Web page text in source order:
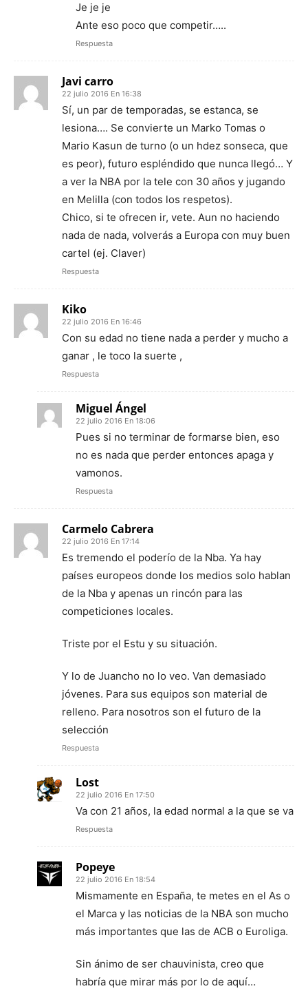
Je je je
Ante eso poco que competir…..
Respuesta
Javi carro
22 julio 2016 En 16:38
Sí, un par de temporadas, se estanca, se
lesiona…. Se convierte un Marko Tomas o
Mario Kasun de turno (o un hdez sonseca, que
es peor), futuro espléndido que nunca llegó… Y
a ver la NBA por la tele con 30 años y jugando
en Melilla (con todos los respetos).
Chico, si te ofrecen ir, vete. Aun no haciendo
nada de nada, volverás a Europa con muy buen
cartel (ej. Claver)
Respuesta
Kiko
22 julio 2016 En 16:46
Con su edad no tiene nada a perder y mucho a
ganar , le toco la suerte ,
Respuesta
Miguel Ángel
22 julio 2016 En 18:06
Pues si no terminar de formarse bien, eso
no es nada que perder entonces apaga y
vamonos.
Respuesta
Carmelo Cabrera
22 julio 2016 En 17:14
Es tremendo el poderío de la Nba. Ya hay
países europeos donde los medios solo hablan
de la Nba y apenas un rincón para las
competiciones locales.
Triste por el Estu y su situación.
Y lo de Juancho no lo veo. Van demasiado
jóvenes. Para sus equipos son material de
relleno. Para nosotros son el futuro de la
selección
Respuesta
Lost
22 julio 2016 En 17:50
Va con 21 años, la edad normal a la que se va
Respuesta
Popeye
22 julio 2016 En 18:54
Mismamente en España, te metes en el As o
el Marca y las noticias de la NBA son mucho
más importantes que las de ACB o Euroliga.
Sin ánimo de ser chauvinista, creo que
habría que mirar más por lo de aquí…